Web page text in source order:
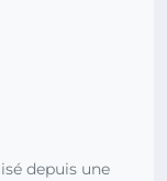
depuis une